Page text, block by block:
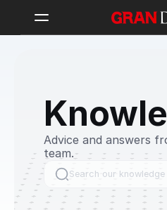
Advice and answers
team.
Search our